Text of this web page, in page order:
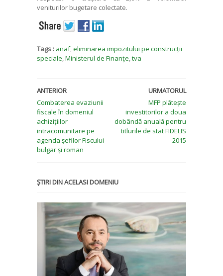
veniturilor bugetare colectate.
Tags : anaf,eliminarea impozitului pe construcții
speciale,Ministerul de Finanţe,tva
ANTERIOR
Combaterea evaziunii
fiscale în domeniul
achizițiilor
intracomunitare pe
agenda șefilor Fiscului
bulgar și roman
URMATORUL
MFP plătește
investitorilor a doua
dobândă anuală pentru
titlurile de stat FIDELIS
2015
ȘTIRI DIN ACELASI DOMENIU